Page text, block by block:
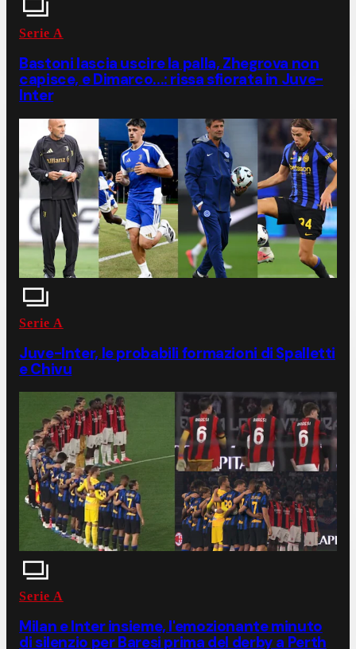
Serie A
Bastoni lascia uscire la palla, Zhegrova non
capisce, e Dimarco...: rissa sfiorata in Juve-
Inter
Serie A
Juve-Inter, le probabili formazioni di Spalletti
e Chivu
Serie A
Milan e Inter insieme, l'emozionante minuto
di silenzio per Baresi prima del derby a Perth